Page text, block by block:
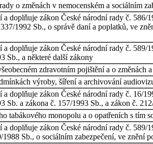
o změnách v nemocenském a sociálním
a doplňuje zákon České národní rady č.
1992 Sb., o správě daní a poplatků, ve
a doplňuje zákon České národní rady č. 589/
Sb., a některé další zákony
zdravotním pojištění a o změnách
výroby, šíření a archivování
a doplňuje zákon České národní rady č. 16/
Sb. a zákona č. 157/1993 Sb., a zákon č.
tabákového monopolu a o opatřeních s tím
a doplňuje zákon České národní rady č. 589/
Sb., o sociálním zabezpečení, ve znění